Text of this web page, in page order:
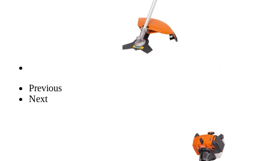
Previous
Next